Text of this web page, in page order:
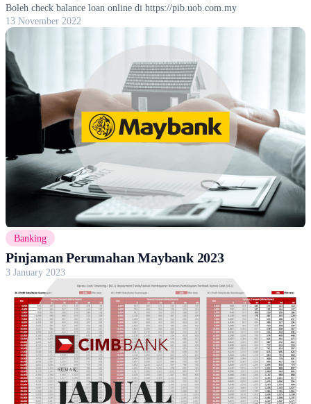
Boleh check balance loan online di https://pib.uob.com.my
13 November 2022
Banking
Pinjaman Perumahan Maybank 2023
3 January 2023